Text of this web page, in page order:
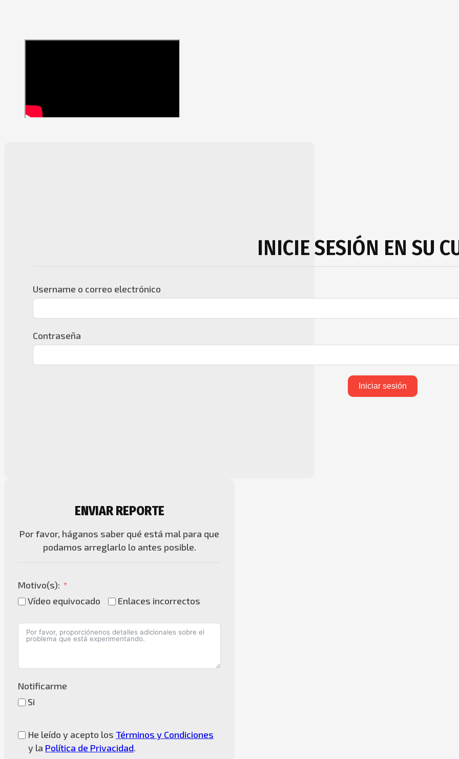
INICIE SESIÓN EN SU
Username o correo electrónico
Contraseña
Iniciar sesión
ENVIAR REPORTE
Por favor, háganos saber qué está mal para que
podamos arreglarlo lo antes posible.
Motivo(s):
Vídeo equivocado
Enlaces incorrectos
Notificarme
Si
He leído y acepto los Términos y Condiciones
y la Política de Privacidad.